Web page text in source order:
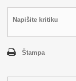
Napišite kritiku
Štampa